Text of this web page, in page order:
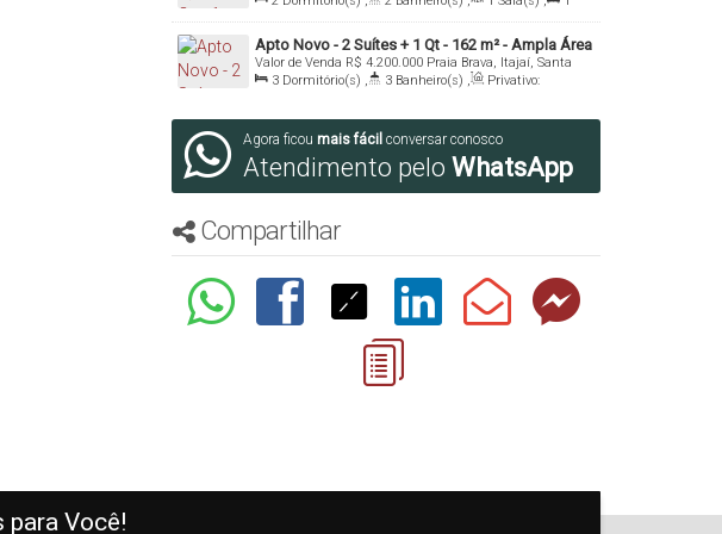
Suíte(s) , 2 Vaga(s)
Apto Novo - 2 Suítes + 1 Qt - 162 m² - Ampla Área
de Lazer - Praia Brava - Itajai/SC
R$ 4.200.000
Valor de Venda
Praia Brava, Itajaí, Santa
Catarina, Brasil
3 Dormitório(s) , 3 Banheiro(s) ,
Privativo:
Agora ficou mais fácil conversar conosco
Atendimento pelo WhatsApp
Compartilhar
Você!